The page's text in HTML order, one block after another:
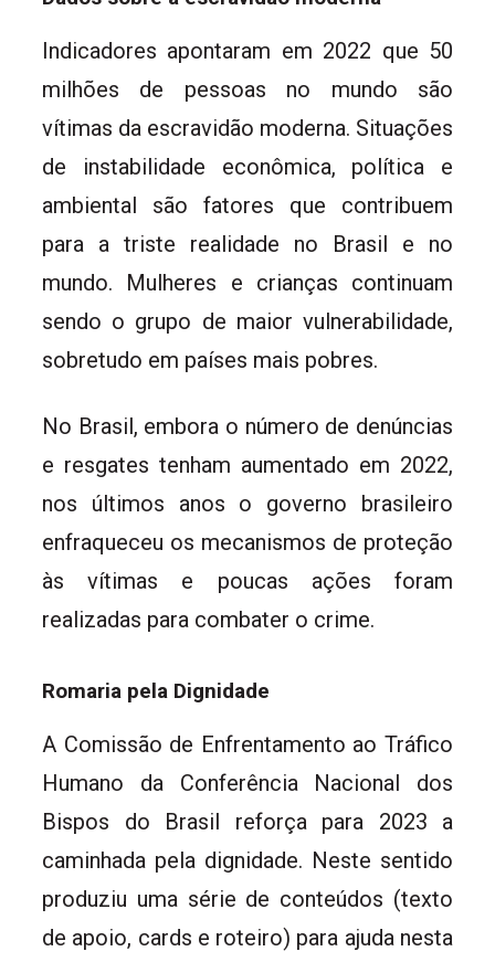
Indicadores apontaram em 2022 que 50
milhões de pessoas no mundo são
vítimas da escravidão moderna. Situações
de instabilidade econômica, política e
ambiental são fatores que contribuem
para a triste realidade no Brasil e no
mundo. Mulheres e crianças continuam
sendo o grupo de maior vulnerabilidade,
sobretudo em países mais pobres.
No Brasil, embora o número de denúncias
e resgates tenham aumentado em 2022,
nos últimos anos o governo brasileiro
enfraqueceu os mecanismos de proteção
às vítimas e poucas ações foram
realizadas para combater o crime.
Romaria pela Dignidade
A Comissão de Enfrentamento ao Tráfico
Humano da Conferência Nacional dos
Bispos do Brasil reforça para 2023 a
caminhada pela dignidade. Neste sentido
produziu uma série de conteúdos (texto
de apoio, cards e roteiro) para ajuda nesta